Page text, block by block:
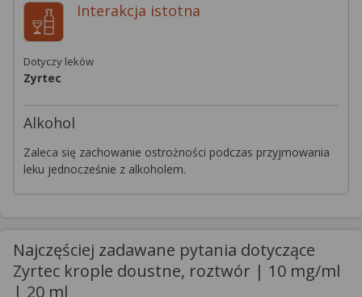
Interakcja istotna
Dotyczy leków
Zyrtec
Alkohol
Zaleca się zachowanie ostrożności podczas przyjmowania
leku jednocześnie z alkoholem.
Najczęściej zadawane pytania dotyczące
Zyrtec krople doustne, roztwór | 10 mg/ml
| 20 ml